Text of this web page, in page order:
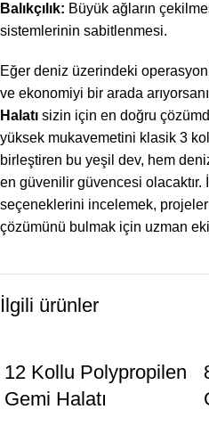
Balıkçılık: Büyük ağların
sistemlerinin sabitlenmesi.
Eğer deniz üzerindeki
ve ekonomiyi bir arada
Halatı sizin için en doğru
yüksek mukavemetini klasik 3
birleştiren bu yeşil dev, hem
en güvenilir güvencesi olacaktır.
seçeneklerini incelemek,
çözümünü bulmak için uzman
İlgili ürünler
12 Kollu Polypropilen
Gemi Halatı